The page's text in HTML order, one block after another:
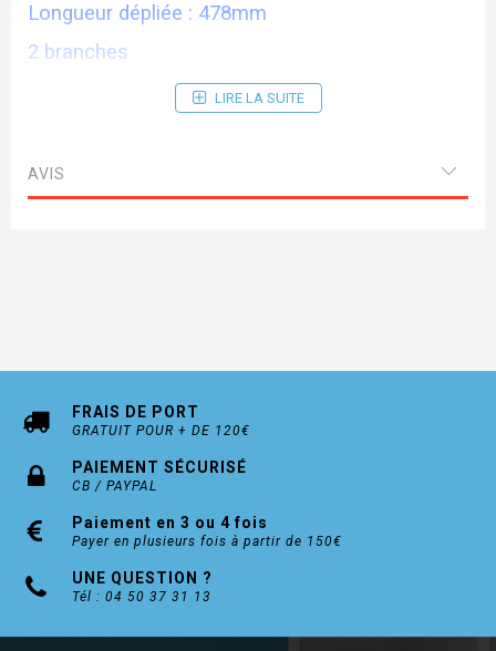
Longueur dépliée : 478mm
2 branches
Alu blanc
LIRE LA SUITE
AVIS
FRAIS DE PORT
GRATUIT POUR + DE 120€
PAIEMENT SÉCURISÉ
CB / PAYPAL
Paiement en 3 ou 4 fois
Payer en plusieurs fois à partir de 150€
UNE QUESTION ?
Tél : 04 50 37 31 13